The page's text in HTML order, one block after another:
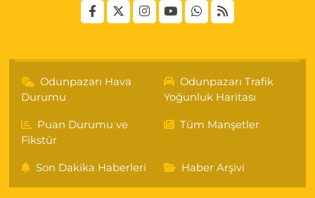
Odunpazarı Hava
Durumu
Odunpazarı Trafik
Yoğunluk Haritası
Puan Durumu ve
Fikstür
Tüm Manşetler
Son Dakika Haberleri Haber Arşivi